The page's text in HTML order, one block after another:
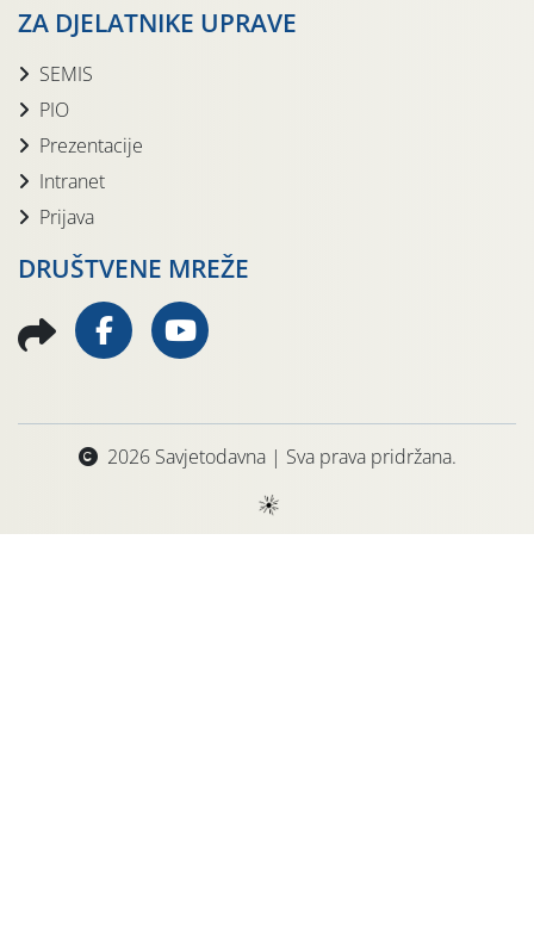
ZA DJELATNIKE UPRAVE
SEMIS
PIO
Prezentacije
Intranet
Prijava
DRUŠTVENE MREŽE
2026 Savjetodavna | Sva prava pridržana.